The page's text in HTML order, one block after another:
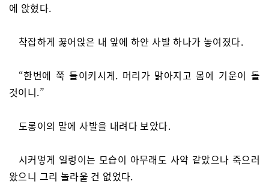
에 앉혔다.
착잡하게 꿇어앉은 내 앞에 하얀 사발 하나가 놓여졌다.
“한번에 쭉 들이키시게. 머리가 맑아지고 몸에 기운이 돌
것이니.”
도롱이의 말에 사발을 내려다 보았다.
시커멓게 일렁이는 모습이 아무래도 사약 같았으나 죽으러
왔으니 그리 놀라울 건 없었다.